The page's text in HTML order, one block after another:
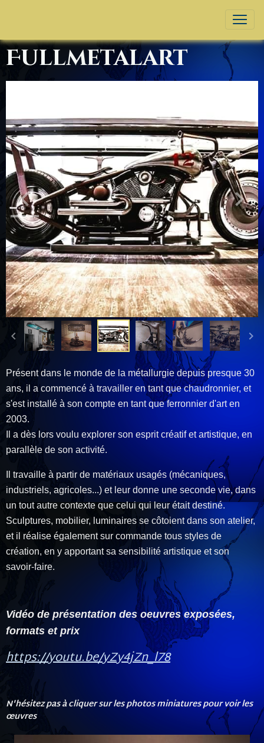
Fullmetalart
Présent dans le monde de la métallurgie depuis presque 30
ans, il a commencé à travailler en tant que chaudronnier, et
s'est installé à son compte en tant que ferronnier d'art en
2003.
Il a dès lors voulu explorer son esprit créatif et artistique, en
parallèle de son activité.
Il travaille à partir de matériaux usagés (mécaniques,
industriels, agricoles...) et leur donne une seconde vie, dans
un tout autre contexte que celui qui leur était destiné.
Sculptures, mobilier, luminaires se côtoient dans son atelier,
et il réalise également sur commande tous styles de
création, en y apportant sa sensibilité artistique et son
savoir-faire.
Vidéo de présentation des oeuvres exposées,
formats et prix
https://youtu.be/yZy4jZn_l78
N'hésitez pas à cliquer sur les photos miniatures pour voir les
œuvres